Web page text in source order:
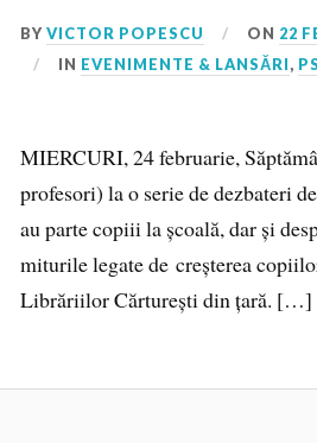
BYVICTOR POPESCU ON 22
IN EVENIMENTE & LANSĂRI,
MIERCURI, 24 februarie,
profesori) la o serie de dezbateri
au parte copiii la școală, dar și
miturile legate de creșterea
Librăriilor Cărturești din țară. […]